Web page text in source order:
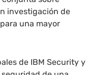
investigación de
una mayor
de IBM Security y